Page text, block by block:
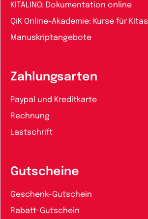
KITALINO: Dokumentation online
QiK Online-Akademie: Kurse für Kitas
Manuskriptangebote
Zahlungsarten
Paypal und Kreditkarte
Rechnung
Lastschrift
Gutscheine
Geschenk-Gutschein
Rabatt-Gutschein